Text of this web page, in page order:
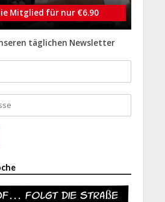
Mitglied für nur €6.90
täglichen Newsletter